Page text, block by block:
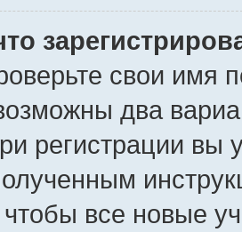
свои имя
два
регистрации вы
чтобы все новые